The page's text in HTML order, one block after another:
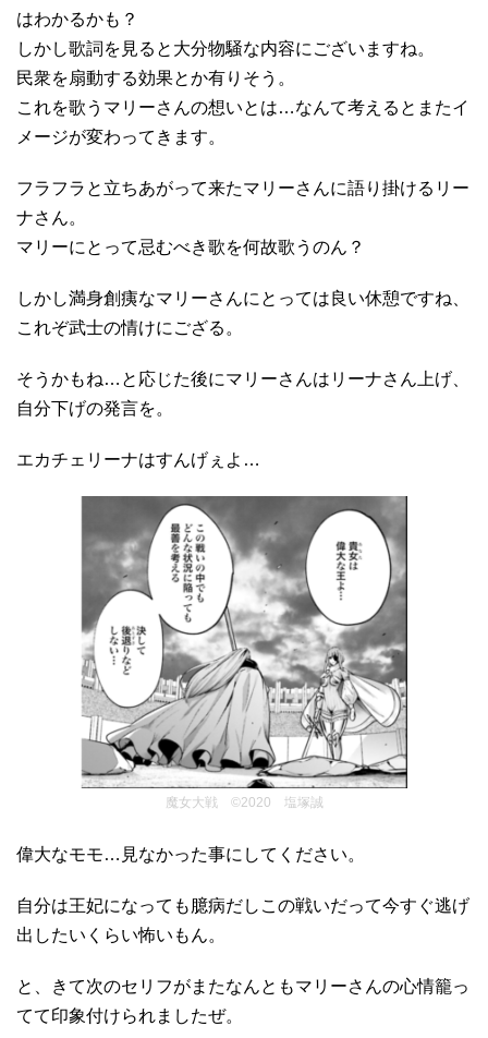
はわかるかも？
しかし歌詞を見ると大分物騒な内容にございますね。
民衆を扇動する効果とか有りそう。
これを歌うマリーさんの想いとは…なんて考えるとまたイ
メージが変わってきます。
フラフラと立ちあがって来たマリーさんに語り掛けるリー
ナさん。
マリーにとって忌むべき歌を何故歌うのん？
しかし満身創痍なマリーさんにとっては良い休憩ですね、
これぞ武士の情けにござる。
そうかもね…と応じた後にマリーさんはリーナさん上げ、
自分下げの発言を。
エカチェリーナはすんげぇよ…
魔女大戦 ©2020 塩塚誠
偉大なモモ…見なかった事にしてください。
自分は王妃になっても臆病だしこの戦いだって今すぐ逃げ
出したいくらい怖いもん。
と、きて次のセリフがまたなんともマリーさんの心情籠っ
てて印象付けられましたぜ。